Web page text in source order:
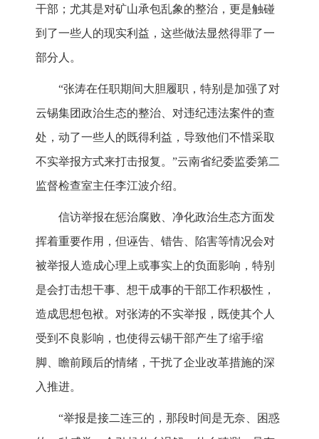
干部；尤其是对矿山承包乱象的整治，更是触碰
到了一些人的现实利益，这些做法显然得罪了一
部分人。
“张涛在任职期间大胆履职，特别是加强了对
云锡集团政治生态的整治、对违纪违法案件的查
处，动了一些人的既得利益，导致他们不惜采取
不实举报方式来打击报复。”云南省纪委监委第二
监督检查室主任李江波介绍。
信访举报在惩治腐败、净化政治生态方面发
挥着重要作用，但诬告、错告、陷害等情况会对
被举报人造成心理上或事实上的负面影响，特别
是会打击想干事、想干成事的干部工作积极性，
造成思想包袱。对张涛的不实举报，既使其个人
受到不良影响，也使得云锡干部产生了缩手缩
脚、瞻前顾后的情绪，干扰了企业改革措施的深
入推进。
“举报是接二连三的，那段时间是无奈、困惑